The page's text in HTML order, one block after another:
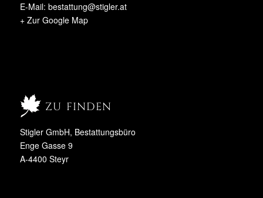
E-Mail: bestattung@stigler.at
+ Zur Google Map
zu finden
Stigler GmbH, Bestattungsbüro
Enge Gasse 9
A-4400 Steyr